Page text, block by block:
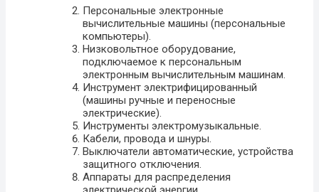
Персональные электронные
вычислительные машины (персональные
компьютеры).
Низковольтное оборудование,
подключаемое к персональным
электронным вычислительным машинам.
Инструмент электрифицированный
(машины ручные и переносные
электрические).
Инструменты электромузыкальные.
Кабели, провода и шнуры.
Выключатели автоматические, устройства
защитного отключения.
Аппараты для распределения